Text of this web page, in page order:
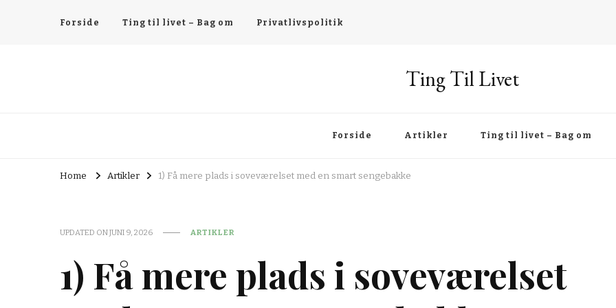
Forside Ting til livet – Bag om Privatlivspolitik
Ting Til Livet
Forside Artikler Ting til livet – Bag om
Home Artikler 1) Få mere plads i soveværelset med en smart sengebakke
UPDATED ONJUNI 9, 2026 ARTIKLER
1) Få mere plads i soveværelset